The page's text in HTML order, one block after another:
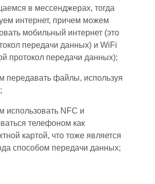
в мессенджерах, тогда
интернет, причем можем
мобильный интернет (это
передачи данных) и WiFi
протокол передачи данных);
передавать файлы, используя
использовать NFC и
телефоном как
картой, что тоже является
способом передачи данных;